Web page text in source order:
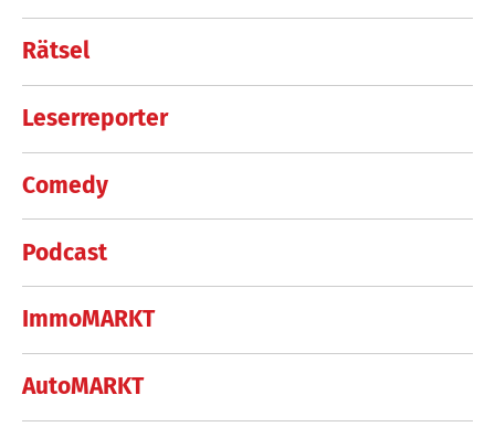
Rätsel
Leserreporter
Comedy
Podcast
ImmoMARKT
AutoMARKT